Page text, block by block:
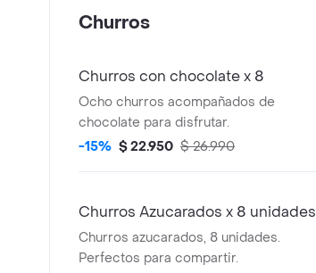
Churros
Churros con chocolate x 8
Ocho churros acompañados de
chocolate para disfrutar.
-15% $ 22.950 $ 26.990
Churros Azucarados x 8 unidades
Churros azucarados, 8 unidades.
Perfectos para compartir.